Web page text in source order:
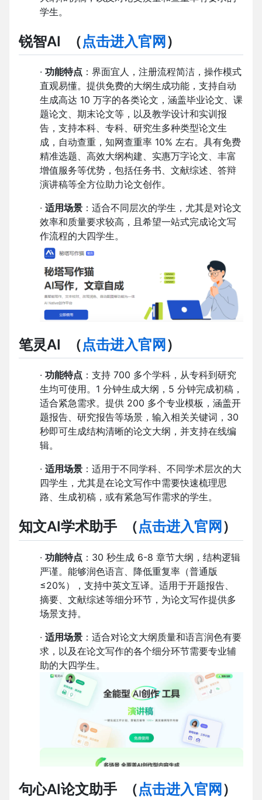
学生。
锐智AI （点击进入官网 ）
· 功能特点 ：界面宜人，注册流程简洁，操作模式
直观易懂。提供免费的大纲生成功能，支持自动
生成高达 10 万字的各类论文，涵盖毕业论文、课
题论文、期末论文等，以及教学设计和实训报
告，支持本科、专科、研究生多种类型论文生
成，自动查重，知网查重率 10% 左右。具有免费
精准选题、高效大纲构建、实惠万字论文、丰富
增值服务等优势，包括任务书、文献综述、答辩
演讲稿等全方位助力论文创作。
· 适用场景 ：适合不同层次的学生，尤其是对论文
效率和质量要求较高，且希望一站式完成论文写
作流程的大四学生。
笔灵AI （点击进入官网 ）
· 功能特点 ：支持 700 多个学科，从专科到研究
生均可使用。1 分钟生成大纲，5 分钟完成初稿，
适合紧急需求。提供 200 多个专业模板，涵盖开
题报告、研究报告等场景，输入相关关键词，30
秒即可生成结构清晰的论文大纲，并支持在线编
辑。
· 适用场景 ：适用于不同学科、不同学术层次的大
四学生，尤其是在论文写作中需要快速梳理思
路、生成初稿，或有紧急写作需求的学生。
知文AI学术助手 （点击进入官网 ）
· 功能特点 ：30 秒生成 6-8 章节大纲，结构逻辑
严谨。能够润色语言、降低重复率（普通版
≤20%），支持中英文互译。适用于开题报告、
摘要、文献综述等细分环节，为论文写作提供多
场景支持。
· 适用场景 ：适合对论文大纲质量和语言润色有要
求，以及在论文写作的各个细分环节需要专业辅
助的大四学生。
句心AI论文助手 （点击进入官网 ）